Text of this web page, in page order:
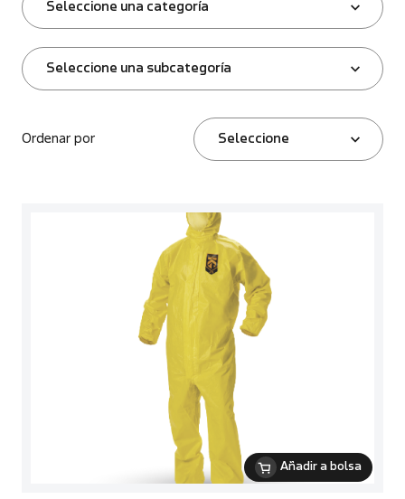
Seleccione una categoría
Seleccione una subcategoría
Ordenar por Seleccione
Añadir a bolsa